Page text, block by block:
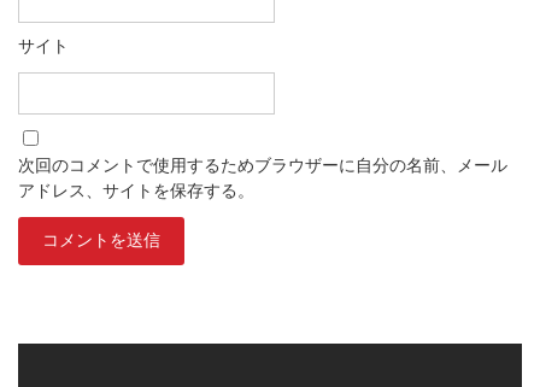
サイト
次回のコメントで使用するためブラウザーに自分の名前、メール
アドレス、サイトを保存する。